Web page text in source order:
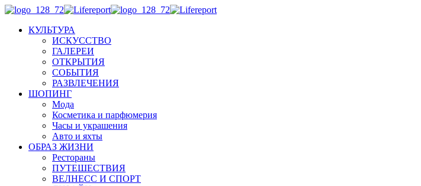
КУЛЬТУРА
ИСКУССТВО
ГАЛЕРЕИ
ОТКРЫТИЯ
СОБЫТИЯ
РАЗВЛЕЧЕНИЯ
ШОПИНГ
Мода
Косметика и парфюмерия
Часы и украшения
Авто и яхты
ОБРАЗ ЖИЗНИ
Рестораны
ПУТЕШЕСТВИЯ
ВЕЛНЕСС И СПОРТ